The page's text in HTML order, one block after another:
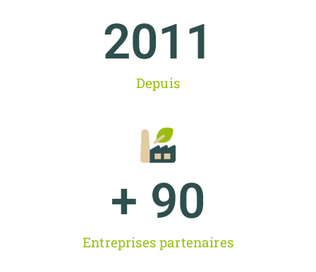
Depuis
2011
Entreprises partenaires
+ 90